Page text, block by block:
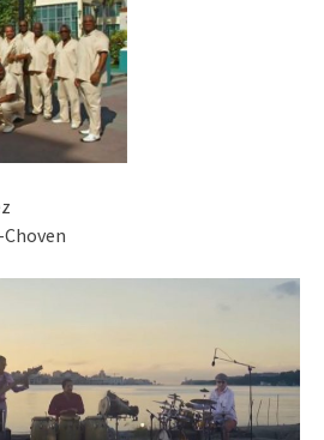
Rodríguez